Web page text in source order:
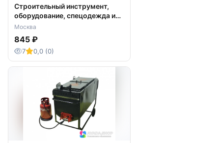
Строительный инструмент,
оборудование, спецодежда и
СИЗ
Москва
845 ₽
7 0,0 (0)